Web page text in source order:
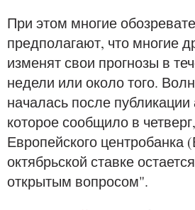
При этом многие
предполагают, что многие
изменят свои прогнозы в
недели или около того.
началась после публикации
которое сообщило в
Европейского центробанка
октябрьской ставке
открытым вопросом".